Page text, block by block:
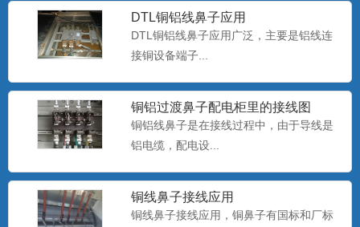
DTL铜铝线鼻子应用
DTL铜铝线鼻子应用广泛，主要是铝线连
接铜设备端子...
铜铝过渡鼻子配电柜里的接线图
铜铝线鼻子是在接线过程中，由于导线是
铝电缆，配电设...
铜线鼻子接线应用
铜线鼻子接线应用，铜鼻子有国标和厂标
双孔铜鼻子定做
金蟾电气支持非标铜鼻子定做，无孔铜鼻